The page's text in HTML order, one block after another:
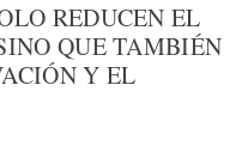
REDUCEN EL
QUE TAMBIÉN
Y EL